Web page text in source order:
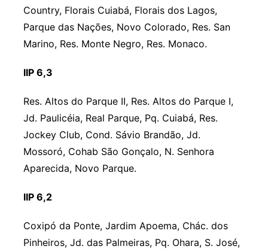
Country, Florais Cuiabá, Florais dos Lagos,
Parque das Nações, Novo Colorado, Res. San
Marino, Res. Monte Negro, Res. Monaco.
IIP 6,3
Res. Altos do Parque II, Res. Altos do Parque I,
Jd. Paulicéia, Real Parque, Pq. Cuiabá, Res.
Jockey Club, Cond. Sávio Brandão, Jd.
Mossoró, Cohab São Gonçalo, N. Senhora
Aparecida, Novo Parque.
IIP 6,2
Coxipó da Ponte, Jardim Apoema, Chác. dos
Pinheiros, Jd. das Palmeiras, Pq. Ohara, S. José,